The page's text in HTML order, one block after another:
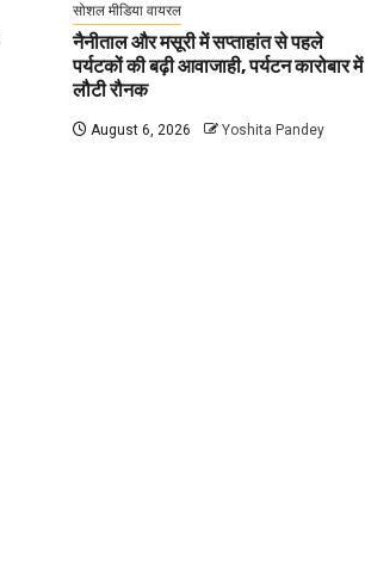
सोशल मीडिया वायरल
नैनीताल और मसूरी में सप्ताहांत से पहले
पर्यटकों की बढ़ी आवाजाही, पर्यटन कारोबार में
लौटी रौनक
August 6, 2026 Yoshita Pandey